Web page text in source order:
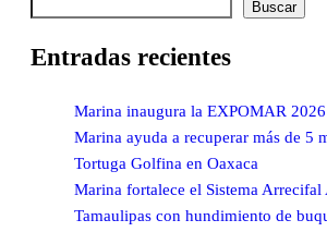
Buscar
Entradas recientes
Marina inaugura la EXPOMAR 2026
Marina ayuda a recuperar más de 5
Tortuga Golfina en Oaxaca
Marina fortalece el Sistema
Tamaulipas con hundimiento de